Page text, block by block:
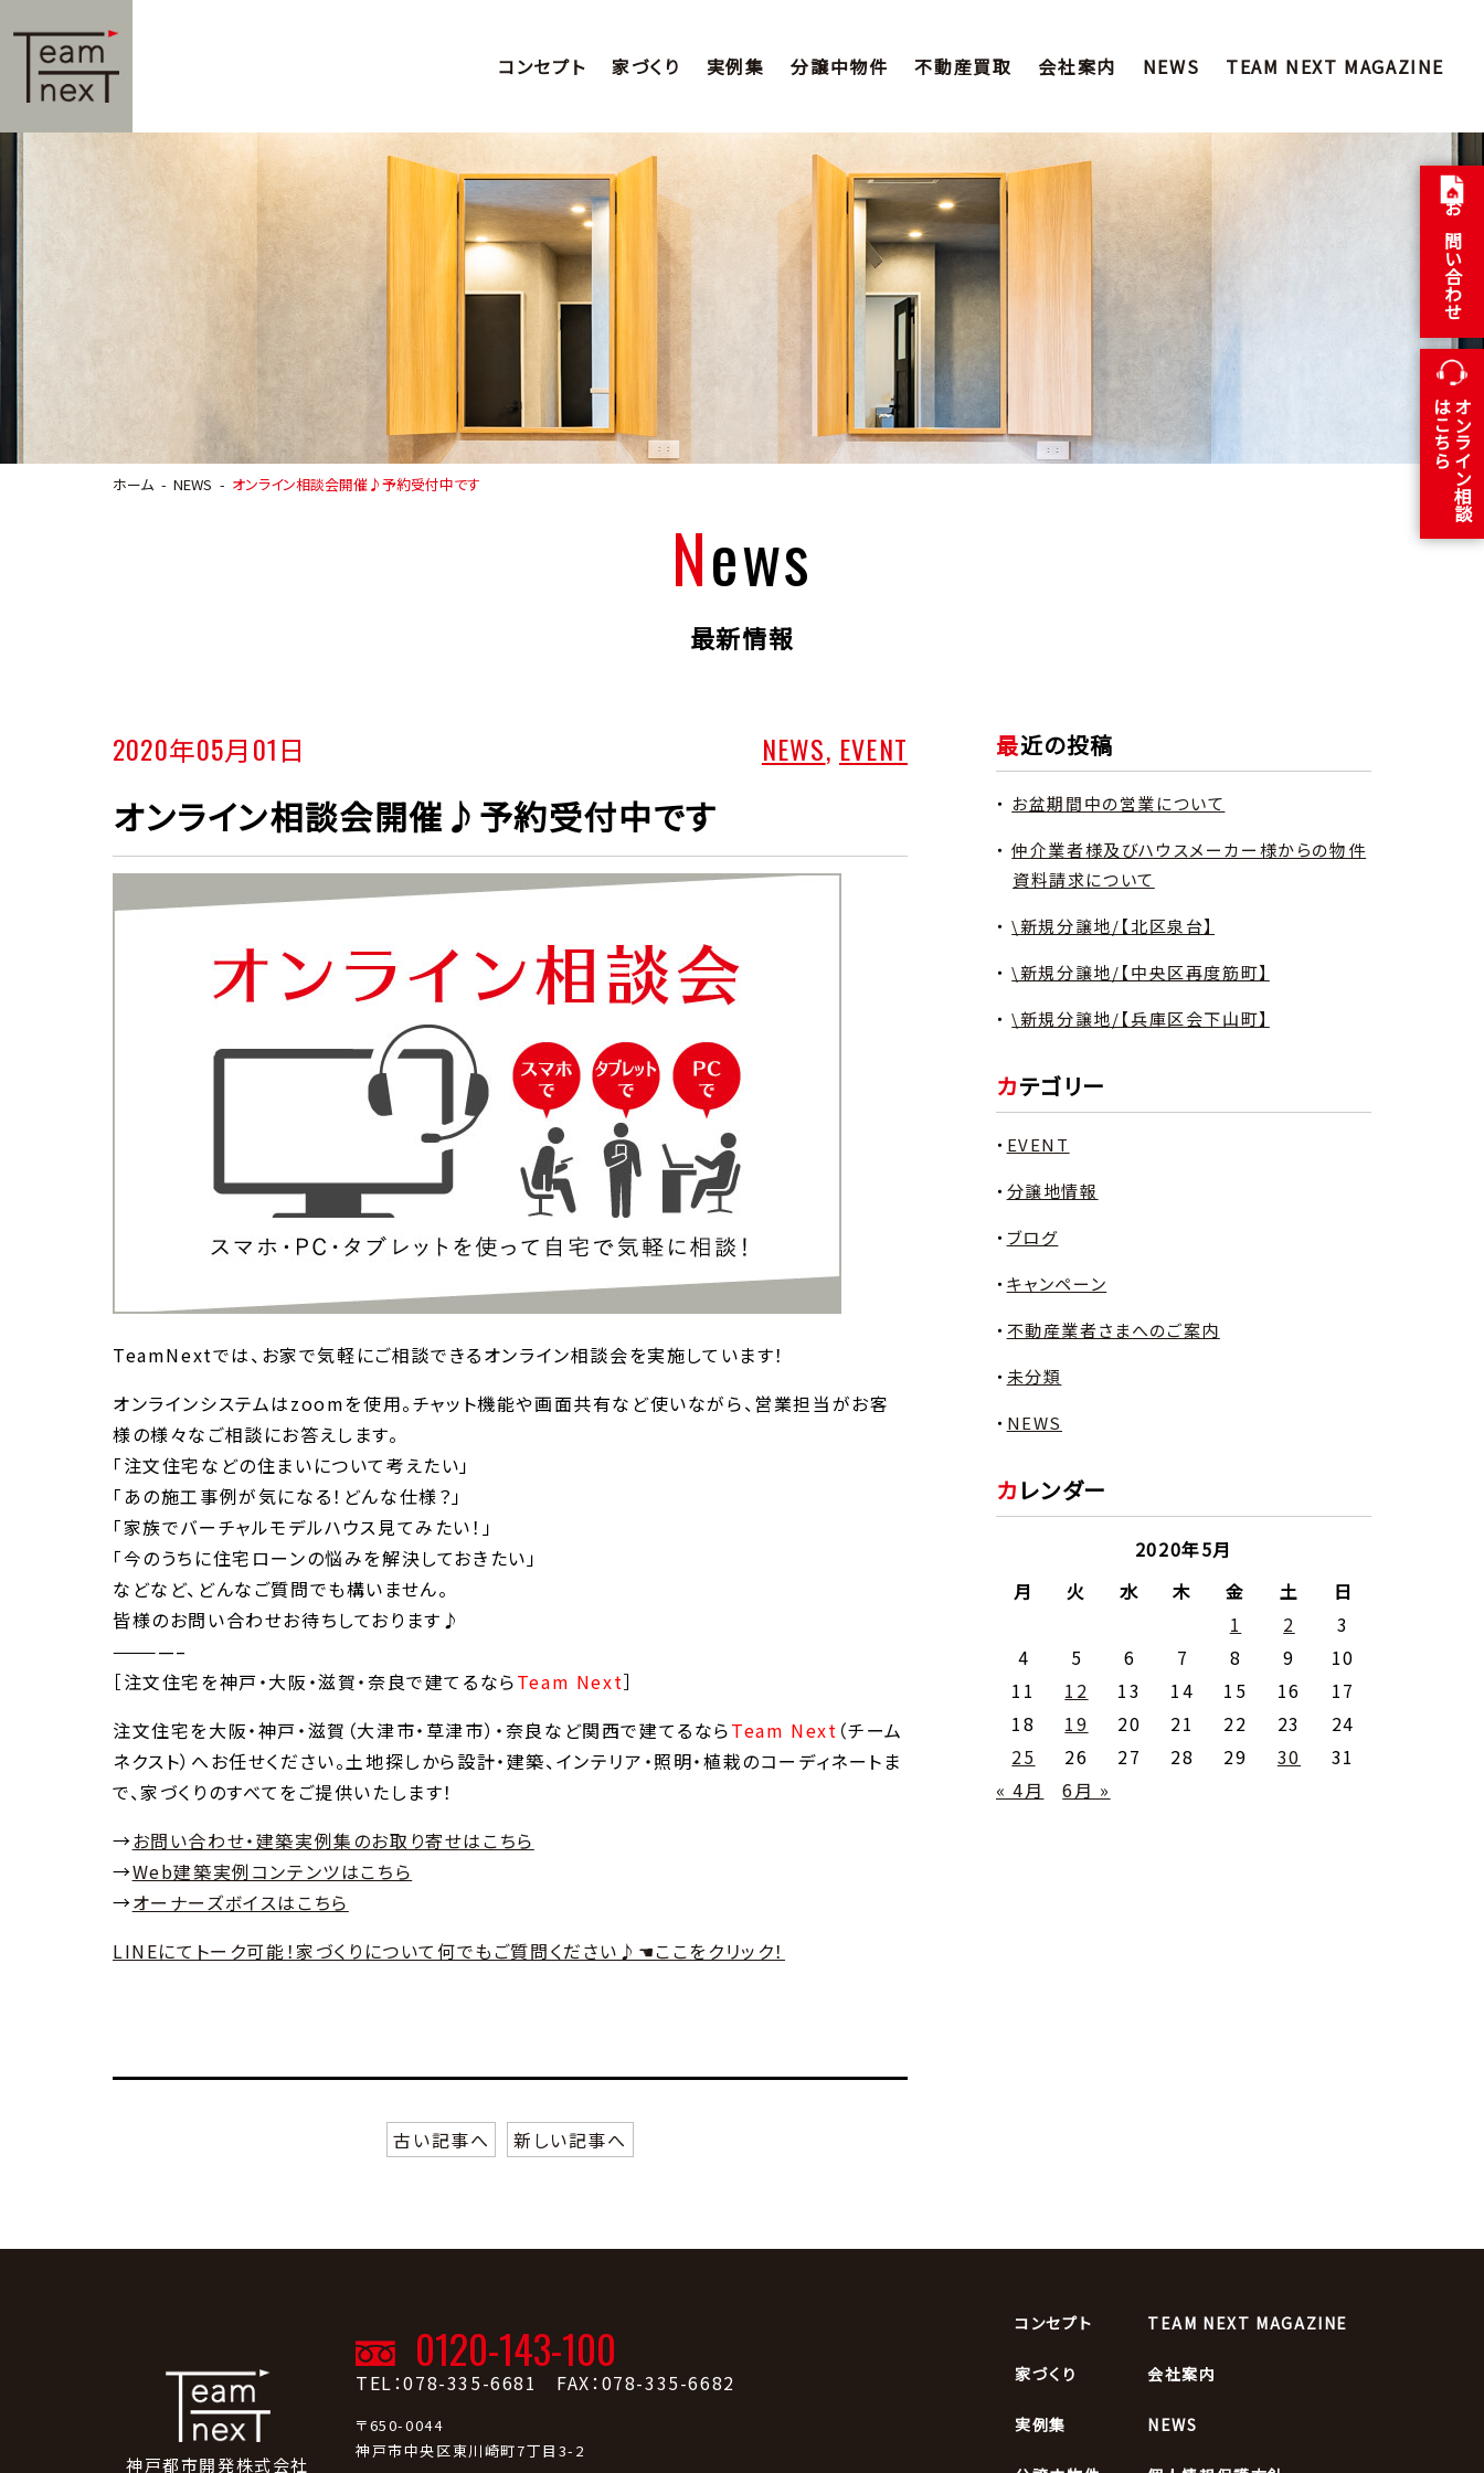
コンセプト 家づくり 実例集 分譲中物件 不動産買取 会社案内 NEWS TEAM NEXT MAGAZINE
ホーム NEWS オンライン相談会開催♪予約受付中です
News
最新情報
2020年05月01日 NEWS, EVENT
オンライン相談会開催♪予約受付中です
TeamNextでは、お家で気軽にご相談できるオンライン相談会を実施しています！
オンラインシステムはzoomを使用。チャット機能や画面共有など使いながら、営業担当がお客
様の様々なご相談にお答えします。
「注文住宅などの住まいについて考えたい」
「あの施工事例が気になる！どんな仕様？」
「家族でバーチャルモデルハウス見てみたい！」
「今のうちに住宅ローンの悩みを解決しておきたい」
などなど、どんなご質問でも構いません。
皆様のお問い合わせお待ちしております♪
————–
［注文住宅を神戸・大阪・滋賀・奈良で建てるならTeam Next］
注文住宅を大阪・神戸・滋賀（大津市・草津市）・奈良など関西で建てるならTeam Next （チーム
ネクスト）へお任せください。土地探しから設計・建築、インテリア・照明・植栽のコーディネートま
で、家づくりのすべてをご提供いたします！
→お問い合わせ・建築実例集のお取り寄せはこちら
→Web建築実例コンテンツはこちら
→オーナーズボイスはこちら
LINEにてトーク可能！家づくりについて何でもご質問ください♪☚ここをクリック！
古い記事へ 新しい記事へ
最近の投稿
お盆期間中の営業について
仲介業者様及びハウスメーカー様からの物件
資料請求について
\新規分譲地/【北区泉台】
\新規分譲地/【中央区再度筋町】
\新規分譲地/【兵庫区会下山町】
カテゴリー
EVENT
分譲地情報
ブログ
キャンペーン
不動産業者さまへのご案内
未分類
NEWS
カレンダー
2020年5月
月
火 水 木 金 土
日
1
2
3
4
5 6 7 8 9
10
11
12 13 14 15 16
17
18
19 20 21 22 23
24
25
26 27 28 29 30
31
« 4月
6月 »
コンセプト
家づくり
実例集
TEAM NEXT MAGAZINE
会社案内
NEWS
神戸都市開発株式会社
0120-143-100
TEL：078-335-6681 FAX：078-335-6682
〒650-0044
神戸市中央区東川崎町7丁目3-2
お問い合わせ
オンライン相談
はこちら